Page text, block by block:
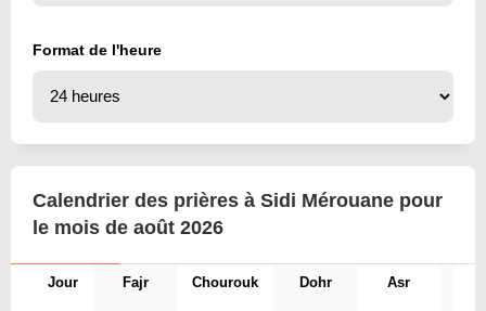
Format de l'heure
Calendrier des prières à Sidi Mérouane pour
le mois de août 2026
Jour Fajr Chourouk Dohr Asr